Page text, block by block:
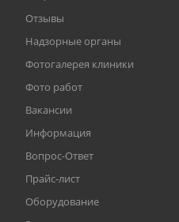
Отзывы
Надзорные органы
Фотогалерея клиники
Фото работ
Вакансии
Информация
Вопрос-Ответ
Прайс-лист
Оборудование